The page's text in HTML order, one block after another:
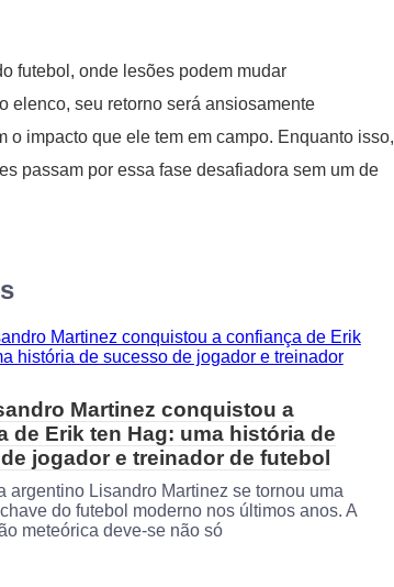
futebol, onde lesões podem mudar
elenco, seu retorno será ansiosamente
impacto que ele tem em campo. Enquanto isso,
passam por essa fase desafiadora sem um de
Martinez conquistou a
de Erik ten Hag: uma história de
jogador e treinador de futebol
argentino Lisandro Martinez se tornou uma
do futebol moderno nos últimos anos. A
meteórica deve-se não só